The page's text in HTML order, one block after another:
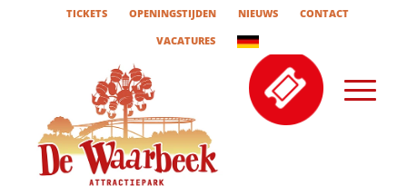
TICKETS OPENINGSTIJDEN NIEUWS
CONTACT
VACATURES